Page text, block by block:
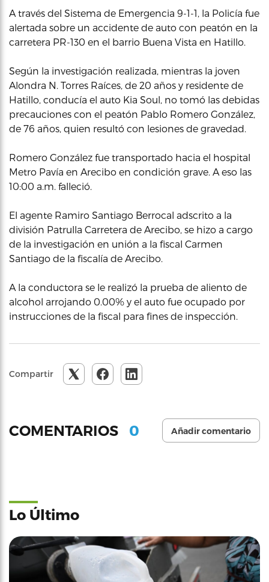
A través del Sistema de Emergencia 9-1-1, la Policía fue
alertada sobre un accidente de auto con peatón en la
carretera PR-130 en el barrio Buena Vista en Hatillo.
Según la investigación realizada, mientras la joven
Alondra N. Torres Raíces, de 20 años y residente de
Hatillo, conducía el auto Kia Soul, no tomó las debidas
precauciones con el peatón Pablo Romero González,
de 76 años, quien resultó con lesiones de gravedad.
Romero González fue transportado hacia el hospital
Metro Pavía en Arecibo en condición grave. A eso las
10:00 a.m. falleció.
El agente Ramiro Santiago Berrocal adscrito a la
división Patrulla Carretera de Arecibo, se hizo a cargo
de la investigación en unión a la fiscal Carmen
Santiago de la fiscalía de Arecibo.
A la conductora se le realizó la prueba de aliento de
alcohol arrojando 0.00% y el auto fue ocupado por
instrucciones de la fiscal para fines de inspección.
Compartir
COMENTARIOS 0 Añadir comentario
Lo Último